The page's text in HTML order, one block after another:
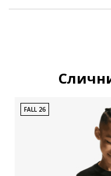
FALL 26